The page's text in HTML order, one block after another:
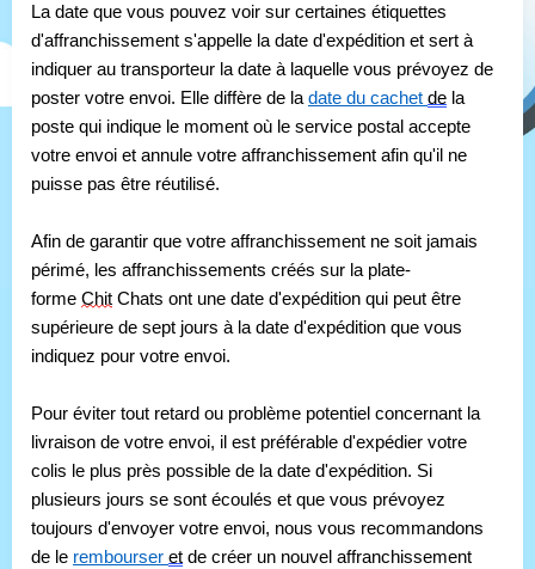
La date que vous pouvez voir sur certaines étiquettes
d'affranchissement s'appelle la date d'expédition et sert à
indiquer au transporteur la date à laquelle vous prévoyez de
poster votre envoi. Elle diffère de la date du cachet de la
poste qui indique le moment où le service postal accepte
votre envoi et annule votre affranchissement afin qu'il ne
puisse pas être réutilisé.
Afin de garantir que votre affranchissement ne soit jamais
périmé, les affranchissements créés sur la plate-
forme Chit Chats ont une date d'expédition qui peut être
supérieure de sept jours à la date d'expédition que vous
indiquez pour votre envoi.
Pour éviter tout retard ou problème potentiel concernant la
livraison de votre envoi, il est préférable d'expédier votre
colis le plus près possible de la date d'expédition. Si
plusieurs jours se sont écoulés et que vous prévoyez
toujours d'envoyer votre envoi, nous vous recommandons
de le rembourser et de créer un nouvel affranchissement